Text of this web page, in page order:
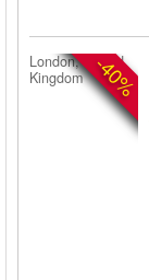
-40%
London, United
Kingdom